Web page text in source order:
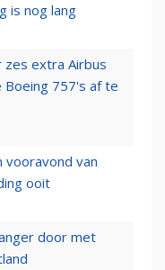
is nog lang
zes extra Airbus
757's af te
vooravond van
ooit
door met